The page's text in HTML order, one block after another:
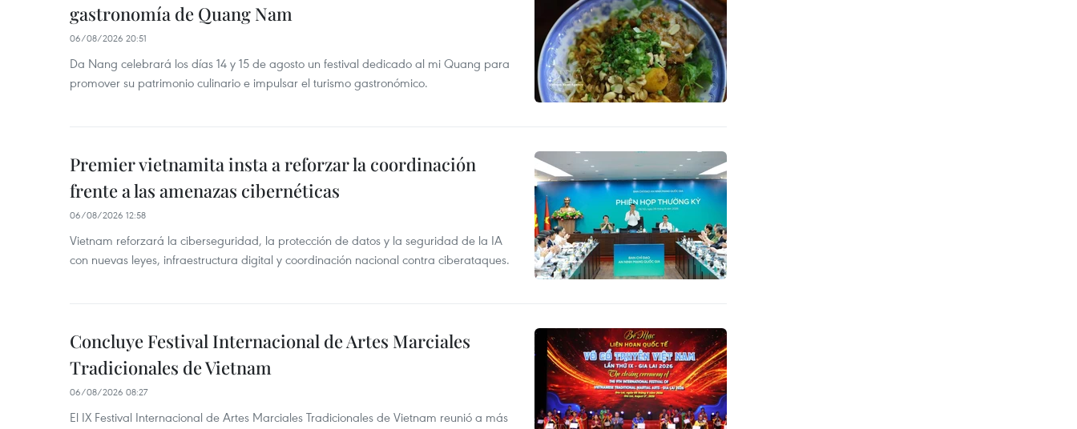
gastronomía de Quang Nam
06/08/2026 20:51
Da Nang celebrará los días 14 y 15 de agosto un festival dedicado al mi Quang para
promover su patrimonio culinario e impulsar el turismo gastronómico.
Premier vietnamita insta a reforzar la coordinación
frente a las amenazas cibernéticas
06/08/2026 12:58
Vietnam reforzará la ciberseguridad, la protección de datos y la seguridad de la IA
con nuevas leyes, infraestructura digital y coordinación nacional contra ciberataques.
Concluye Festival Internacional de Artes Marciales
Tradicionales de Vietnam
06/08/2026 08:27
El IX Festival Internacional de Artes Marciales Tradicionales de Vietnam reunió a más